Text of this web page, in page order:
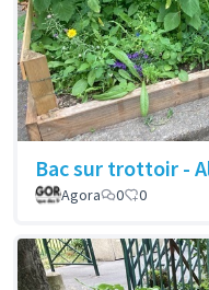
Bac sur trottoir -
Agora 0 0